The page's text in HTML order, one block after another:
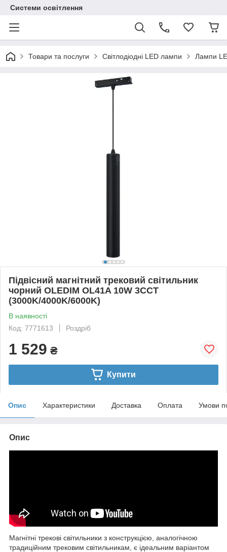
Системи освітлення
Товари та послуги Світлодіодні LED лампи Лампи
Підвісний магнітний трековий світильник
чорний OLEDIM OL41A 10W 3CCT
(3000K/4000K/6000K)
В наявності
Код: 7771613
Роздріб
1 529 ₴
Купити
Опис Характеристики Доставка Оплата Умови
Опис
Магнітні трекові світильники з конструкцією, аналогічною
традиційним трековим світильникам, є ідеальним варіантом